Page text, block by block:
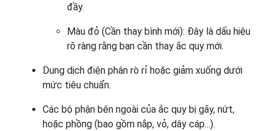
đầy.
Màu đỏ (Cần thay bình mới): Đây là dấu hiệu
rõ ràng rằng bạn cần thay ắc quy mới.
Dung dịch điện phân rò rỉ hoặc giảm xuống dưới
mức tiêu chuẩn.
Các bộ phận bên ngoài của ắc quy bị gãy, nứt,
hoặc phồng (bao gồm nắp, vỏ, dây cáp...).